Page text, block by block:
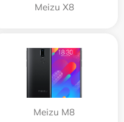
Meizu X8
Meizu M8